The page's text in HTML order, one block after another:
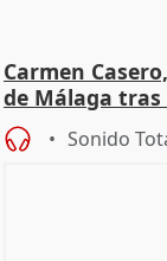
Carmen
de Málaga tras
Sonido